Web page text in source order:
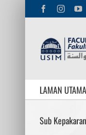
Facebook
LAMAN UTAMA
Sub Kepakaran